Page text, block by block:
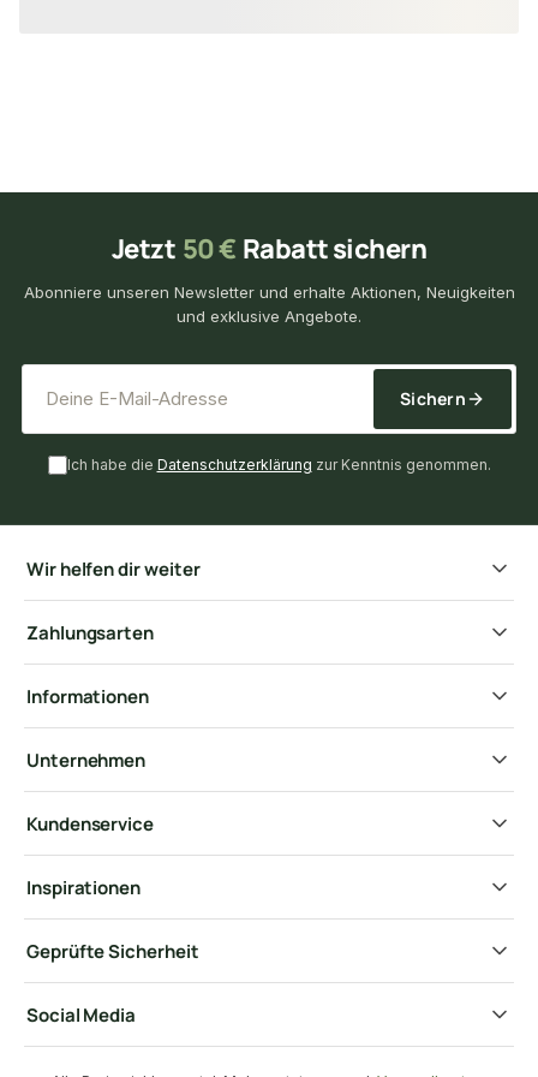
Jetzt 50 € Rabatt sichern
Abonniere unseren Newsletter und erhalte Aktionen, Neuigkeiten
und exklusive Angebote.
Sichern
Ich habe die Datenschutzerklärung zur Kenntnis genommen.
Wir helfen dir weiter
Zahlungsarten
Informationen
Unternehmen
Kundenservice
Inspirationen
Geprüfte Sicherheit
Social Media